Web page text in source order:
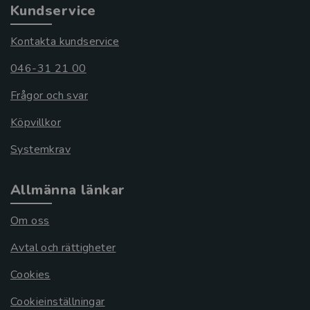
Kundservice
Kontakta kundservice
046-31 21 00
Frågor och svar
Köpvillkor
Systemkrav
Allmänna länkar
Om oss
Avtal och rättigheter
Cookies
Cookieinställningar